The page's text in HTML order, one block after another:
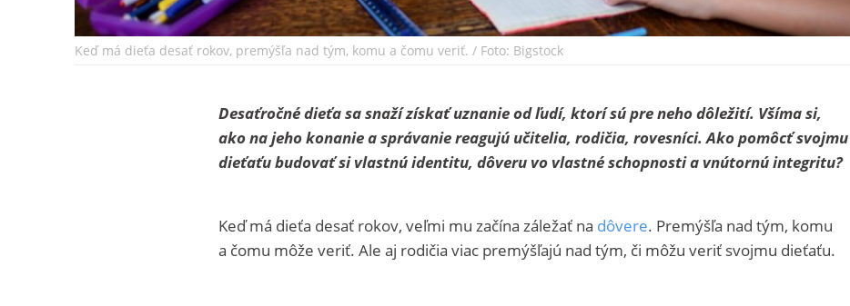
Keď má dieťa desať rokov, premýšľa nad tým, komu a čomu veriť. / Foto: Bigstock
Desaťročné dieťa sa snaží získať uznanie od ľudí, ktorí sú pre neho dôležití. Všíma si,
ako na jeho konanie a správanie reagujú učitelia, rodičia, rovesníci. Ako pomôcť svojmu
dieťaťu budovať si vlastnú identitu, dôveru vo vlastné schopnosti a vnútornú integritu?
Keď má dieťa desať rokov, veľmi mu začína záležať na dôvere. Premýšľa nad tým, komu
a čomu môže veriť. Ale aj rodičia viac premýšľajú nad tým, či môžu veriť svojmu dieťaťu.